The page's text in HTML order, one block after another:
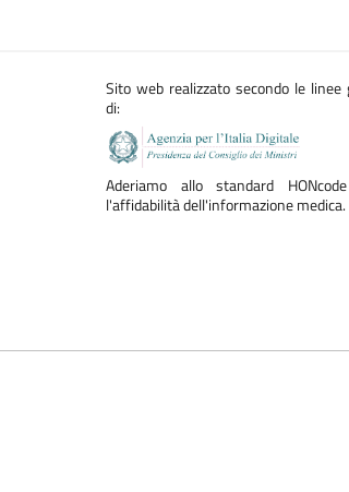
Sito web realizzato secondo le linee
di:
Aderiamo allo standard
l'affidabilità dell'informazione medica.